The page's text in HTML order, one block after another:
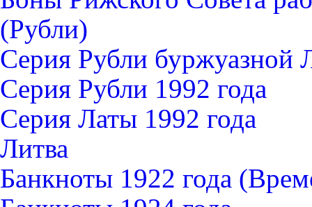
(Рубли)
Серия Рубли буржуазной
Серия Рубли 1992 года
Серия Латы 1992 года
Литва
Банкноты 1922 года